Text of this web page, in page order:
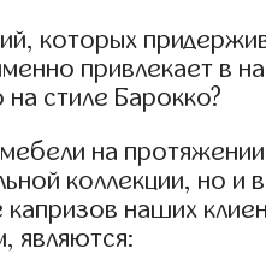
которых
привлекает
стиле Барокко?
на
коллекции, но
наших
являются: